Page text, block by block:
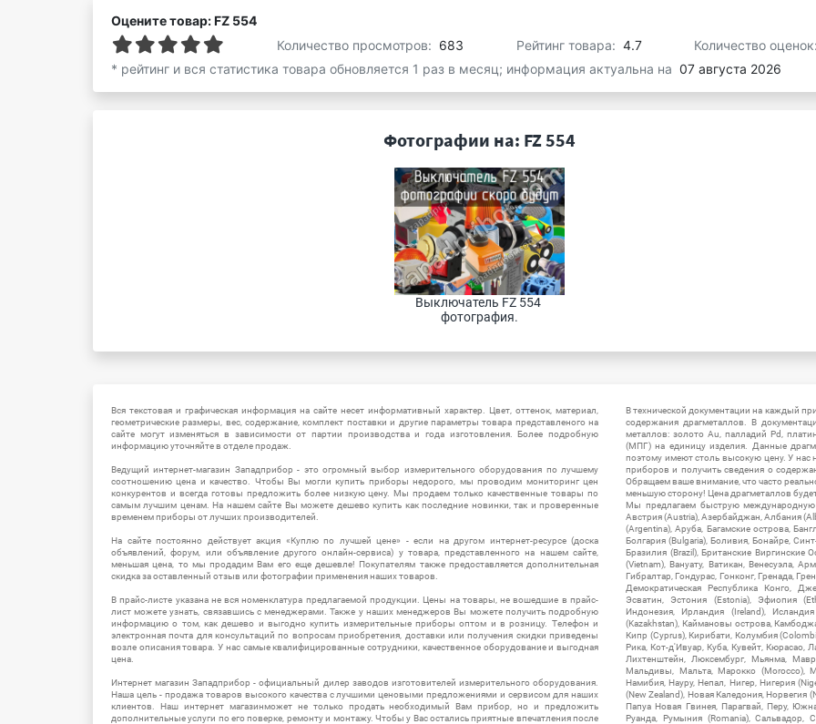
Оцените товар: FZ 554
Количество просмотров: 683 Рейтинг товара: 4.7
Количество
* рейтинг и вся статистика товара обновляется 1 раз в месяц; информация актуальна на 07 августа 2026
Фотографии на: FZ 554
Выключатель FZ 554
фотография.
Вся текстовая и графическая информация на сайте несет информативный характер. Цвет, оттенок, материал,
геометрические размеры, вес, содержание, комплект поставки и другие параметры товара представленого на
сайте могут изменяться в зависимости от партии производства и года изготовления. Более подробную
информацию уточняйте в отделе продаж.
Ведущий интернет-магазин Западприбор - это огромный выбор измерительного оборудования по лучшему
соотношению цена и качество. Чтобы Вы могли купить приборы недорого, мы проводим мониторинг цен
конкурентов и всегда готовы предложить более низкую цену. Мы продаем только качественные товары по
самым лучшим ценам. На нашем сайте Вы можете дешево купить как последние новинки, так и проверенные
временем приборы от лучших производителей.
На сайте постоянно действует акция «Куплю по лучшей цене» - если на другом интернет-ресурсе (доска
объявлений, форум, или объявление другого онлайн-сервиса) у товара, представленного на нашем сайте,
меньшая цена, то мы продадим Вам его еще дешевле! Покупателям также предоставляется дополнительная
скидка за оставленный отзыв или фотографии применения наших товаров.
В прайс-листе указана не вся номенклатура предлагаемой продукции. Цены на товары, не вошедшие в прайс-
лист можете узнать, связавшись с менеджерами. Также у наших менеджеров Вы можете получить подробную
информацию о том, как дешево и выгодно купить измерительные приборы оптом и в розницу. Телефон и
электронная почта для консультаций по вопросам приобретения, доставки или получения скидки приведены
возле описания товара. У нас самые квалифицированные сотрудники, качественное оборудование и выгодная
цена.
Интернет магазин Западприбор - официальный дилер заводов изготовителей измерительного оборудования.
Наша цель - продажа товаров высокого качества с лучшими ценовыми предложениями и сервисом для наших
клиентов. Наш интернет магазинможет не только продать необходимый Вам прибор, но и предложить
дополнительные услуги по его поверке, ремонту и монтажу. Чтобы у Вас остались приятные впечатления после
В технической документации на каждый
содержания драгметаллов. В
металлов: золото Au, палладий Pd,
(МПГ) на единицу изделия. Данные
поэтому имеют столь высокую цену. У нас
приборов и получить сведения о
Обращаем ваше внимание, что часто
меньшую сторону! Цена драгметаллов
Мы предлагаем быструю международную
Австрия (Austria), Азербайджан, Албания
(Argentina), Аруба, Багамские острова,
Болгария (Bulgaria), Боливия, Бонайре,
Бразилия (Brazil), Британские Виргинские
(Vietnam), Вануату, Ватикан, Венесуэла,
Гибралтар, Гондурас, Гонконг, Гренада,
Демократическая Республика Конго,
Эсватин, Эстония (Estonia), Эфиопия
Индонезия, Ирландия (Ireland),
(Kazakhstan), Каймановы острова,
Кипр (Cyprus), Кирибати, Колумбия
Рика, Кот-д'Ивуар, Куба, Кувейт, Кюрасао,
Лихтенштейн, Люксембург, Мьянма,
Мальдивы, Мальта, Марокко (Morocco),
Намибия, Науру, Непал, Нигер, Нигерия
(New Zealand), Новая Каледония, Норвегия
Папуа Новая Гвинея, Парагвай, Перу,
Руанда, Румыния (Romania), Сальвадор,